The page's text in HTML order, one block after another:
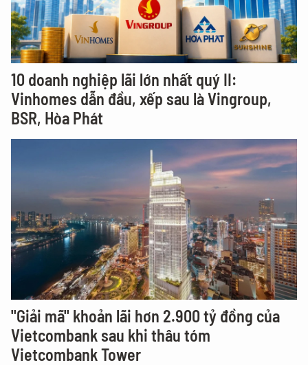
10 doanh nghiệp lãi lớn nhất quý II:
Vinhomes dẫn đầu, xếp sau là Vingroup,
BSR, Hòa Phát
"Giải mã" khoản lãi hơn 2.900 tỷ đồng của
Vietcombank sau khi thâu tóm
Vietcombank Tower